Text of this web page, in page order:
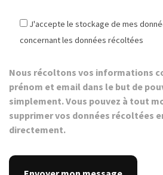
J'accepte le stockage de mes
concernant les données récoltées
Nous récoltons vos informations
prénom et email dans le but de
simplement. Vous pouvez à tout
supprimer vos données récoltées
directement.